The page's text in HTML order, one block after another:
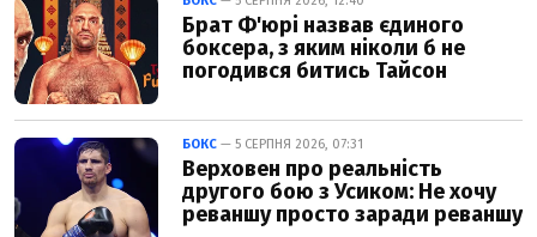
Брат Ф'юрі назвав єдиного
боксера, з яким ніколи б не
погодився битись Тайсон
БОКС — 5 СЕРПНЯ 2026, 07:31
Верховен про реальність
другого бою з Усиком: Не хочу
реваншу просто заради реваншу